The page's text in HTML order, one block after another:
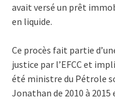
avait versé un prêt
en liquide.
Ce procès fait partie
justice par l’EFCC et
été ministre du Pétrole
Jonathan de 2010 à